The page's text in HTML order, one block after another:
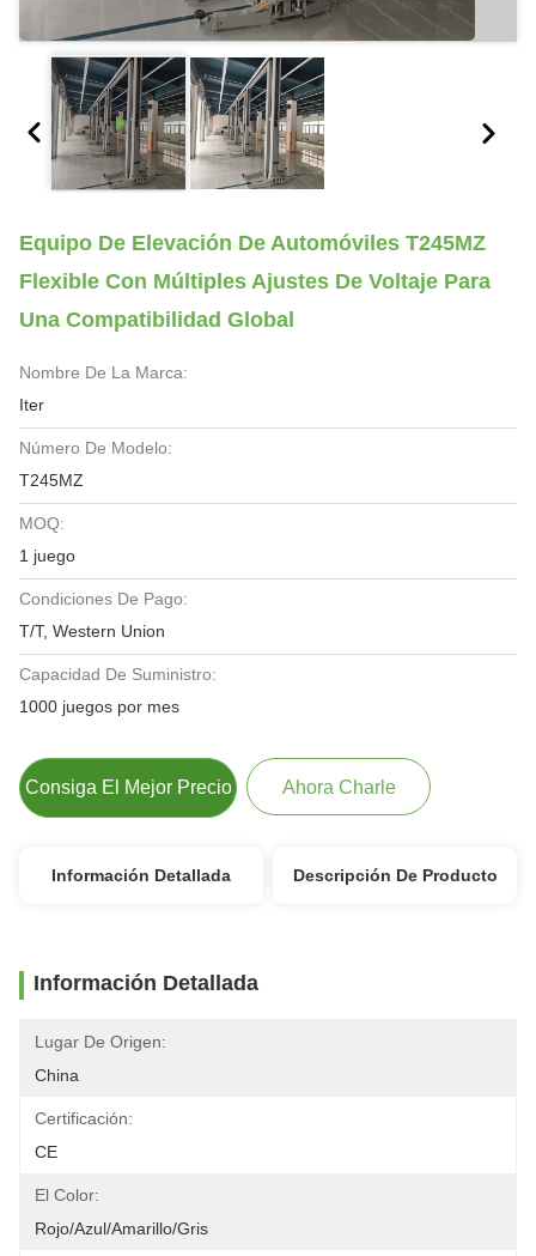
Equipo De Elevación De Automóviles T245MZ
Flexible Con Múltiples Ajustes De Voltaje Para
Una Compatibilidad Global
Nombre De La Marca:
Iter
Número De Modelo:
T245MZ
MOQ:
1 juego
Condiciones De Pago:
T/T, Western Union
Capacidad De Suministro:
1000 juegos por mes
Consiga El Mejor Precio Ahora Charle
Información Detallada Descripción De Producto
Información Detallada
Lugar De Origen:
China
Certificación:
CE
El Color:
Rojo/azul/amarillo/gris